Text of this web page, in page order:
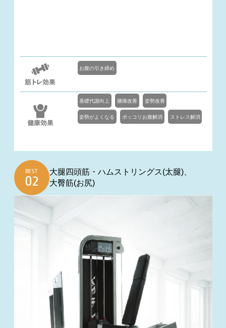
お腹の引き締め
基礎代謝向上 腰痛改善 姿勢改善
姿勢がよくなる ポッコリお腹解消 ストレス解消
BEST
大腿四頭筋・ハムストリングス(太腿)、
大臀筋(お尻)